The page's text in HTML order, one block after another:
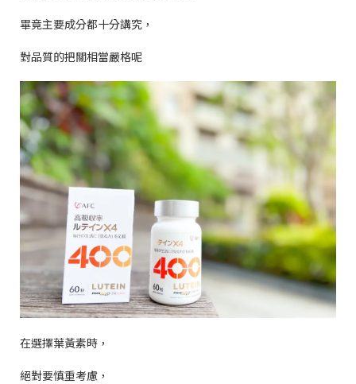
畢竟主要成分都十分講究，
對品質的把關相當嚴格呢
在選擇葉黃素時，
絕對要慎重考慮，